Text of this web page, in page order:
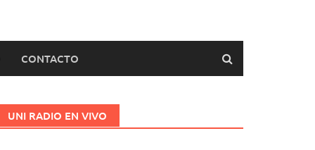
CONTACTO
UNI RADIO EN VIVO